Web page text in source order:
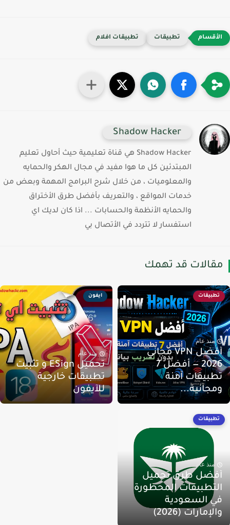
تطبيقات تطبيقات افلام
Shadow Hacker
Shadow Hacker هي قناة تعليمية حيث أحاول تعليم
المبتدئين كل ما هوا مفيد في مجال الهكر والحمايه
والمعلوميات ، من خلال شرح البرامج المهمة وبعض من
خدمات المواقع ، والتعريف بأفضل طرق الأختراق
والحمايه الأنظمة والحسابات ... اذا كان لديك اي
استفسار لا تتردد في الأتصال بي
قد تهمك
تطبيقات
منذ عام
أفضل VPN مجاني
2026 — أفضل 7
آمنة
ايفون
منذ عام
تحميل ESign و تثبيت
تطبيقات خارجية
للآيفون
تطبيقات
منذ عام
طرق تحميل
المحظورة
السعودية
(2026)